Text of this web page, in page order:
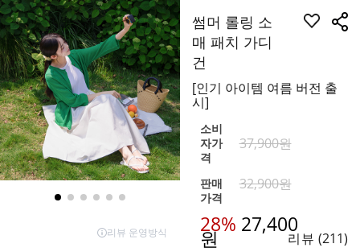
썸머 롤링 소
매 패치 가디
건
[인기 아이템 여름 버전 출
시]
소비
자가
격
37,900원
판매
가격
32,900원
28% 27,400
원 리뷰 (211)